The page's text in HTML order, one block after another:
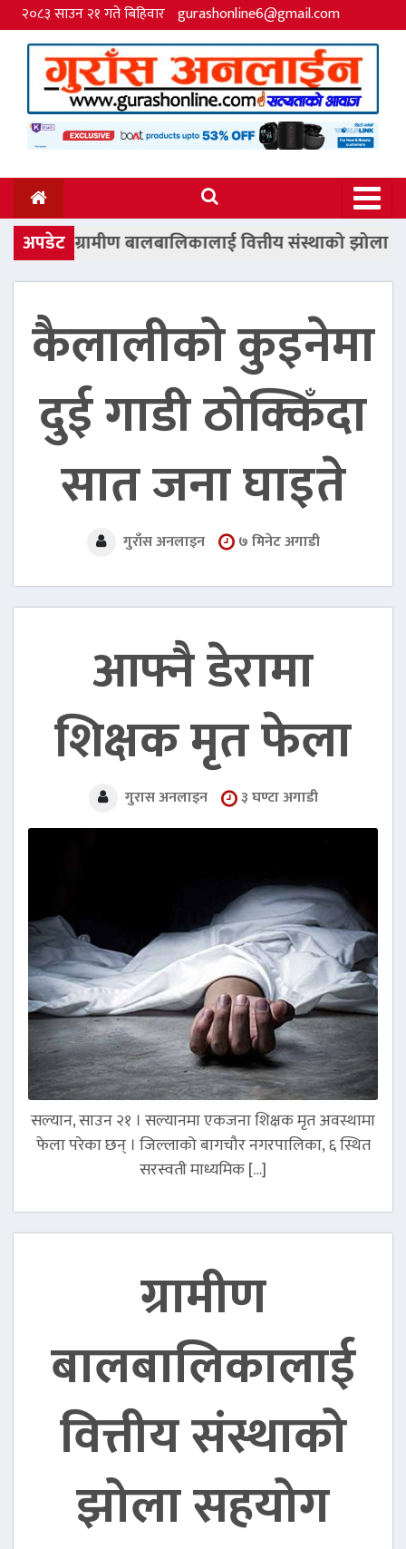
२०८३ साउन २१ गते बिहिवार gurashonline6@gmail.com
अपडेट
बालबालिकालाई वित्तीय संस्थाको झोला सहयोग
कैलालीको कुइनेमा
दुई गाडी ठोक्किँदा
सात जना घाइते
गुराँस अनलाइन ७ मिनेट अगाडी
आफ्नै डेरामा
शिक्षक मृत फेला
गुरास अनलाइन ३ घण्टा अगाडी
सल्यान, साउन २१ । सल्यानमा एकजना शिक्षक मृत अवस्थामा
फेला परेका छन् । जिल्लाको बागचौर नगरपालिका, ६ स्थित
सरस्वती माध्यमिक […]
ग्रामीण
बालबालिकालाई
वित्तीय संस्थाको
झोला सहयोग